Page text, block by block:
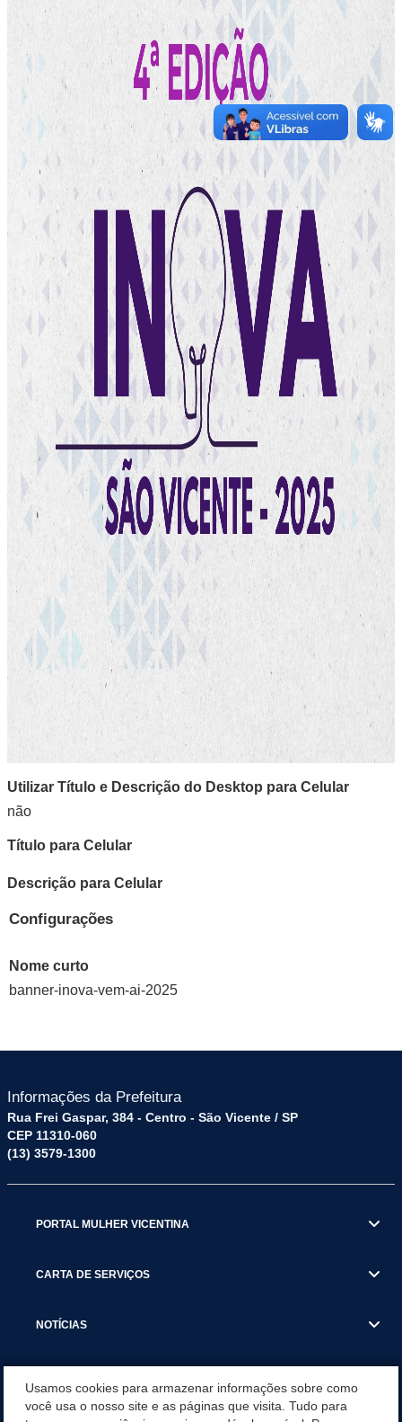
Utilizar Título e Descrição do Desktop para Celular
não
Título para Celular
Descrição para Celular
Configurações
Nome curto
banner-inova-vem-ai-2025
Informações da Prefeitura
Rua Frei Gaspar, 384 - Centro - São Vicente / SP
CEP 11310-060
(13) 3579-1300
PORTAL MULHER VICENTINA
CARTA DE SERVIÇOS
NOTÍCIAS
Usamos cookies para armazenar informações sobre como
você usa o nosso site e as páginas que visita. Tudo para